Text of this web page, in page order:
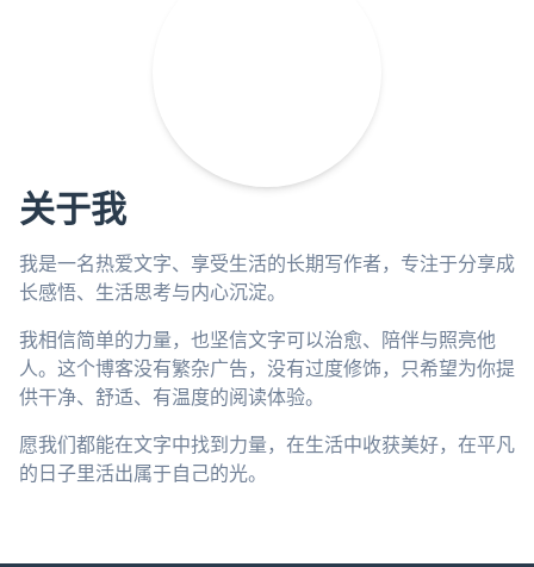
关于我
我是一名热爱文字、享受生活的长期写作者，专注于分享成
长感悟、生活思考与内心沉淀。
我相信简单的力量，也坚信文字可以治愈、陪伴与照亮他
人。这个博客没有繁杂广告，没有过度修饰，只希望为你提
供干净、舒适、有温度的阅读体验。
愿我们都能在文字中找到力量，在生活中收获美好，在平凡
的日子里活出属于自己的光。